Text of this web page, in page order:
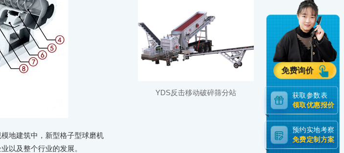
地建筑中，新型格子型球磨机
以及整个行业的发展。
YDS反击移动破碎筛分站
免费询价
获取参数表
领取优惠报价
预约实地考察
免费定制方案